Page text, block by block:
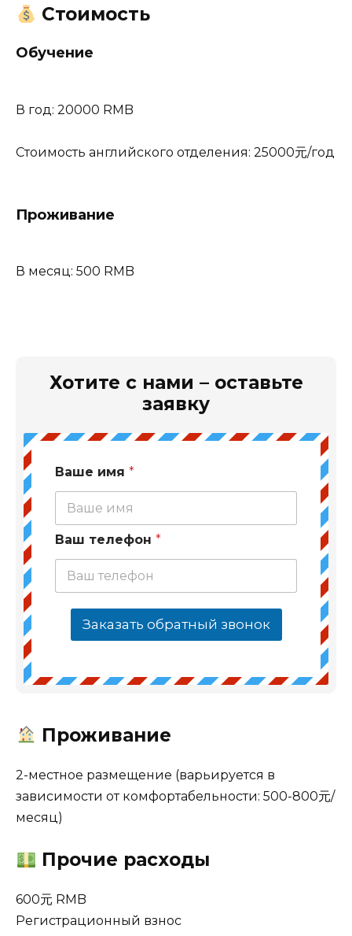
Стоимость
Обучение
В год: 20000 RMB
Стоимость английского отделения: 25000元/год
Проживание
В месяц: 500 RMB
Хотите с нами – оставьте
заявку
Ваше имя *
Ваш телефон *
Заказать обратный звонок
Проживание
2-местное размещение (варьируется в
зависимости от комфортабельности: 500-800元/
месяц)
Прочие расходы
600元 RMB
Регистрационный взнос